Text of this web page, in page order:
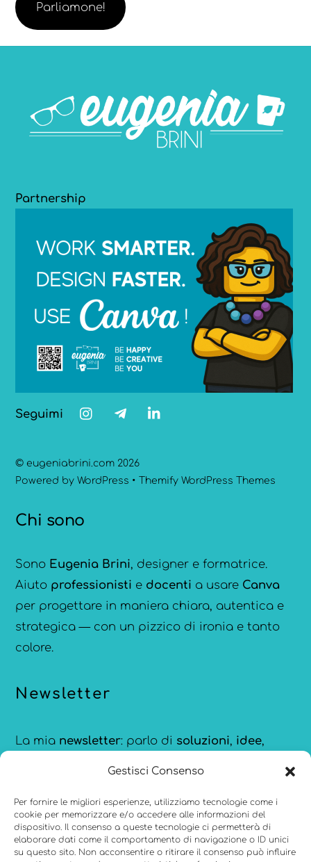
Gestisci Consenso
Per fornire le migliori esperienze, utilizziamo tecnologie come i
cookie per memorizzare e/o accedere alle informazioni del
dispositivo. Il consenso a queste tecnologie ci permetterà di
elaborare dati come il comportamento di navigazione o ID unici
su questo sito. Non acconsentire o ritirare il consenso può influire
Parliamone!
Partnership
Seguimi
© eugeniabrini.com 2026
Powered byWordPress • Themify WordPress Themes
Chi sono
Sono Eugenia Brini, designer e formatrice.
Aiuto professionisti e docenti a usare Canva
per progettare in maniera chiara, autentica e
strategica — con un pizzico di ironia e tanto
colore.
Newsletter
La mia newsletter: parlo di soluzioni, idee,
aggiornata sulle novità diCanva.